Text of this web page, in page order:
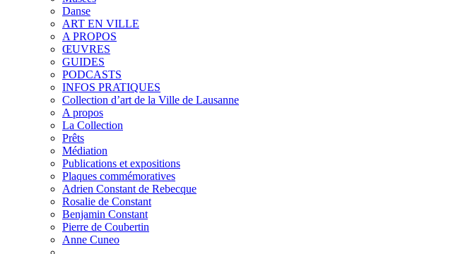
Danse
ART EN VILLE
A PROPOS
ŒUVRES
GUIDES
PODCASTS
INFOS PRATIQUES
Collection d’art de la Ville de Lausanne
A propos
La Collection
Prêts
Médiation
Publications et expositions
Plaques commémoratives
Adrien Constant de Rebecque
Rosalie de Constant
Benjamin Constant
Pierre de Coubertin
Anne Cuneo